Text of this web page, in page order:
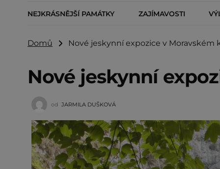
NEJKRÁSNĚJŠÍ PAMÁTKY ZAJÍMAVOSTI
Domů Nové jeskynní expozice v Moravském
Nové jeskynní
od JARMILA DUŠKOVÁ